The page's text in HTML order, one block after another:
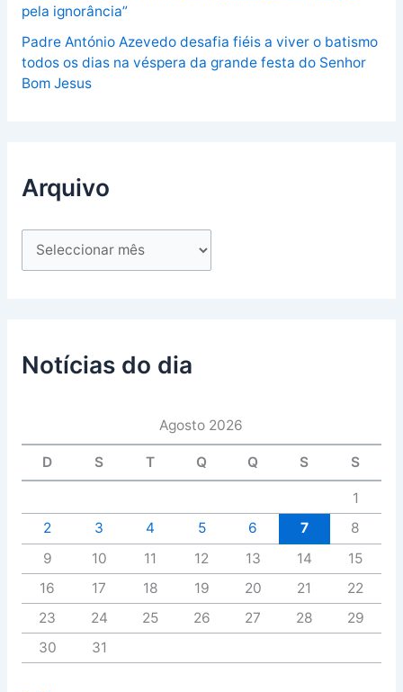
pela ignorância”
Padre António Azevedo desafia fiéis a viver o batismo
todos os dias na véspera da grande festa do Senhor
Bom Jesus
Arquivo
Notícias do dia
Agosto 2026
D S T Q Q S S
1
2
3 4 5 6 7
8
9
10 11 12 13 14
15
16
17 18 19 20 21
22
23
24 25 26 27 28
29
30
31